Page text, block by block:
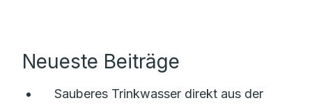
Neueste Beiträge
Sauberes Trinkwasser direkt aus der